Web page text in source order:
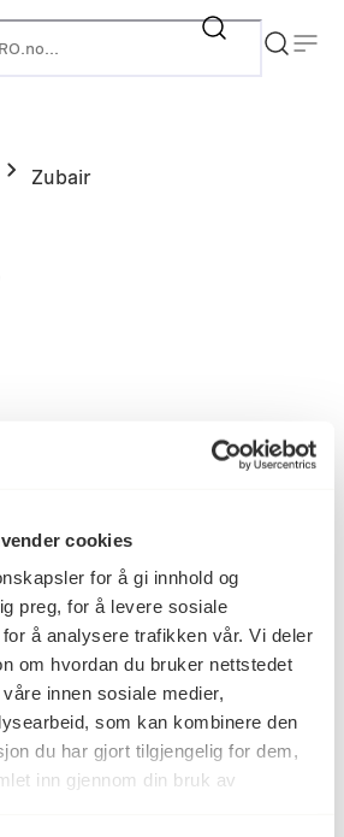
cookies
for å gi innhold og
preg, for å levere sosiale
å analysere trafikken vår. Vi deler
om hvordan du bruker nettstedet
innen sosiale medier,
som kan kombinere den
du har gjort tilgjengelig for dem,
inn gjennom din bruk av
Zubair